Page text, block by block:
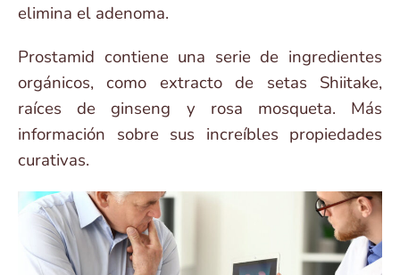
elimina el adenoma.
Prostamid contiene una serie de ingredientes
orgánicos, como extracto de setas Shiitake,
raíces de ginseng y rosa mosqueta. Más
información sobre sus increíbles propiedades
curativas.